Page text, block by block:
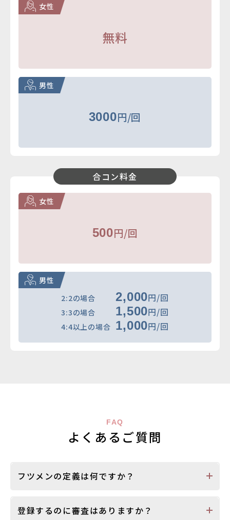
女性
無料
男性
3000円/回
合コン料金
女性
500円/回
男性
2:2の場合
2,000円/回
3:3の場合 1,500円/回
4:4以上の場合 1,000円/回
FAQ
よくあるご質問
フツメンの定義は何ですか？
登録するのに審査はありますか？